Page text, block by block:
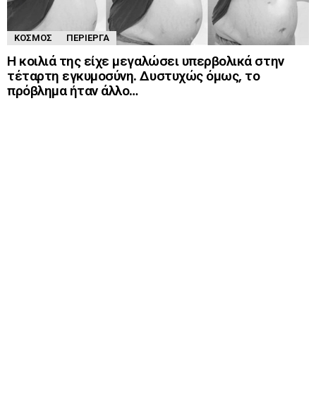
ΚΌΣΜΟΣ ΠΕΡΊΕΡΓΑ
Η κοιλιά της είχε μεγαλώσει υπερβολικά στην
τέταρτη εγκυμοσύνη. Δυστυχώς όμως, το
πρόβλημα ήταν άλλο…